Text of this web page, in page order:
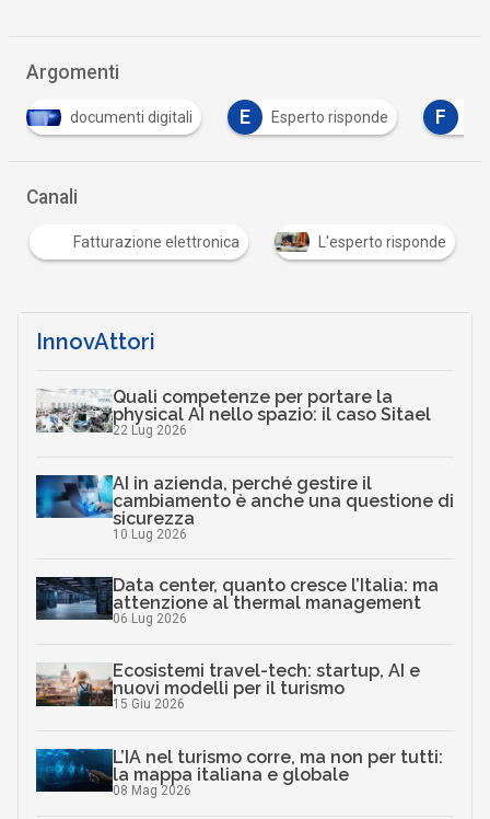
Argomenti
documenti digitali E Esperto risponde F
Canali
Fatturazione elettronica L'esperto risponde
InnovAttori
Quali competenze per portare la
physical AI nello spazio: il caso Sitael
22 Lug 2026
AI in azienda, perché gestire il
cambiamento è anche una questione di
sicurezza
10 Lug 2026
Data center, quanto cresce l’Italia: ma
attenzione al thermal management
06 Lug 2026
Ecosistemi travel-tech: startup, AI e
nuovi modelli per il turismo
15 Giu 2026
L’IA nel turismo corre, ma non per tutti:
la mappa italiana e globale
08 Mag 2026